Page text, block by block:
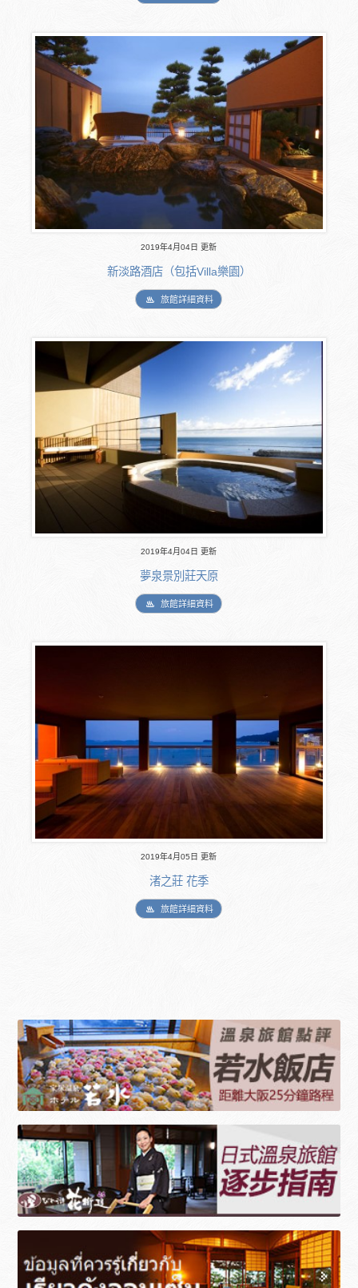
2019年4月04日 更新
新淡路酒店（包括Villa樂園）
旅館詳細資料
2019年4月04日 更新
夢泉景別莊天原
旅館詳細資料
2019年4月05日 更新
渚之莊 花季
旅館詳細資料